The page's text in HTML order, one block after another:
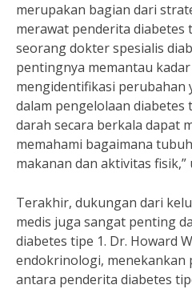
merupakan bagian dari
merawat penderita diabetes
seorang dokter spesialis
pentingnya memantau
mengidentifikasi perubahan
dalam pengelolaan diabetes
darah secara berkala dapat
memahami bagaimana
makanan dan aktivitas fisik,”
Terakhir, dukungan dari
medis juga sangat penting
diabetes tipe 1. Dr. Howard
endokrinologi, menekankan
antara penderita diabetes